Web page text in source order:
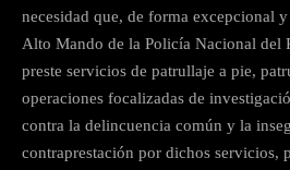
necesidad que, de forma excepcional
Alto Mando de la Policía Nacional del
preste servicios de patrullaje a pie,
operaciones focalizadas de
contra la delincuencia común y la
contraprestación por dichos servicios,